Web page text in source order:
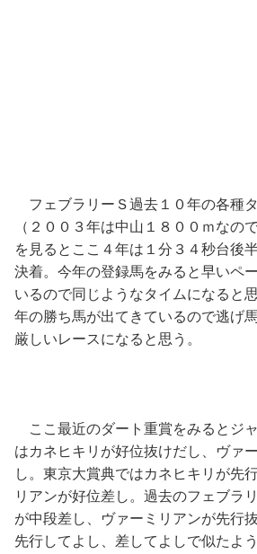
フェブラリーＳ過去１０年の各種
（２００３年は中山１８００ｍなの
を見るとここ４年は１分３４秒台後
決着。今年の登録馬をみると早いペ
いるので同じようなタイムになると
年の勝ち馬が出てきているので逃げ
厳しいレースになると思う。
ここ最近のダート重賞をみるとジ
はカネヒキリが好位抜けだし、ヴァ
し。東京大賞典ではカネヒキリが先
リアンが好位差し。過去のフェブラ
が中段差し、ヴァーミリアンが先行
先行してよし、差してよしで似たよ